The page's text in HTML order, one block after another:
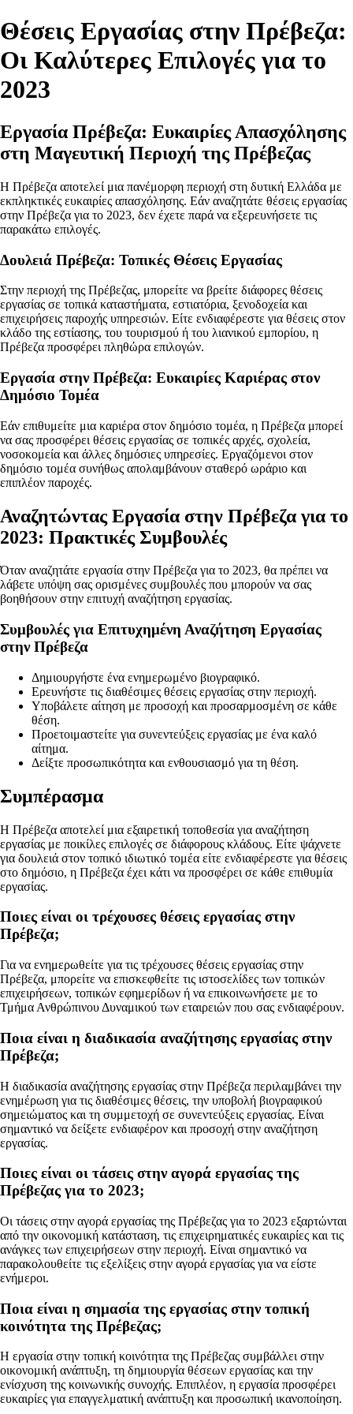
Θέσεις Εργασίας στην Πρέβεζα:
Οι Καλύτερες Επιλογές για το
2023
Εργασία Πρέβεζα: Ευκαιρίες Απασχόλησης
στη Μαγευτική Περιοχή της Πρέβεζας
Η Πρέβεζα αποτελεί μια πανέμορφη περιοχή στη δυτική Ελλάδα με
εκπληκτικές ευκαιρίες απασχόλησης. Εάν αναζητάτε θέσεις εργασίας
στην Πρέβεζα για το 2023, δεν έχετε παρά να εξερευνήσετε τις
παρακάτω επιλογές.
Δουλειά Πρέβεζα: Τοπικές Θέσεις Εργασίας
Στην περιοχή της Πρέβεζας, μπορείτε να βρείτε διάφορες θέσεις
εργασίας σε τοπικά καταστήματα, εστιατόρια, ξενοδοχεία και
επιχειρήσεις παροχής υπηρεσιών. Είτε ενδιαφέρεστε για θέσεις στον
κλάδο της εστίασης, του τουρισμού ή του λιανικού εμπορίου, η
Πρέβεζα προσφέρει πληθώρα επιλογών.
Εργασία στην Πρέβεζα: Ευκαιρίες Καριέρας στον
Δημόσιο Τομέα
Εάν επιθυμείτε μια καριέρα στον δημόσιο τομέα, η Πρέβεζα μπορεί
να σας προσφέρει θέσεις εργασίας σε τοπικές αρχές, σχολεία,
νοσοκομεία και άλλες δημόσιες υπηρεσίες. Εργαζόμενοι στον
δημόσιο τομέα συνήθως απολαμβάνουν σταθερό ωράριο και
επιπλέον παροχές.
Αναζητώντας Εργασία στην Πρέβεζα για το
2023: Πρακτικές Συμβουλές
Όταν αναζητάτε εργασία στην Πρέβεζα για το 2023, θα πρέπει να
λάβετε υπόψη σας ορισμένες συμβουλές που μπορούν να σας
βοηθήσουν στην επιτυχή αναζήτηση εργασίας.
Συμβουλές για Επιτυχημένη Αναζήτηση Εργασίας
στην Πρέβεζα
Δημιουργήστε ένα ενημερωμένο βιογραφικό.
Ερευνήστε τις διαθέσιμες θέσεις εργασίας στην περιοχή.
Υποβάλετε αίτηση με προσοχή και προσαρμοσμένη σε κάθε
θέση.
Προετοιμαστείτε για συνεντεύξεις εργασίας με ένα καλό
αίτημα.
Δείξτε προσωπικότητα και ενθουσιασμό για τη θέση.
Συμπέρασμα
Η Πρέβεζα αποτελεί μια εξαιρετική τοποθεσία για αναζήτηση
εργασίας με ποικίλες επιλογές σε διάφορους κλάδους. Είτε ψάχνετε
για δουλειά στον τοπικό ιδιωτικό τομέα είτε ενδιαφέρεστε για θέσεις
στο δημόσιο, η Πρέβεζα έχει κάτι να προσφέρει σε κάθε επιθυμία
εργασίας.
Ποιες είναι οι τρέχουσες θέσεις εργασίας στην
Πρέβεζα;
Για να ενημερωθείτε για τις τρέχουσες θέσεις εργασίας στην
Πρέβεζα, μπορείτε να επισκεφθείτε τις ιστοσελίδες των τοπικών
επιχειρήσεων, τοπικών εφημερίδων ή να επικοινωνήσετε με το
Τμήμα Ανθρώπινου Δυναμικού των εταιρειών που σας ενδιαφέρουν.
Ποια είναι η διαδικασία αναζήτησης εργασίας στην
Πρέβεζα;
Η διαδικασία αναζήτησης εργασίας στην Πρέβεζα περιλαμβάνει την
ενημέρωση για τις διαθέσιμες θέσεις, την υποβολή βιογραφικού
σημειώματος και τη συμμετοχή σε συνεντεύξεις εργασίας. Είναι
σημαντικό να δείξετε ενδιαφέρον και προσοχή στην αναζήτηση
εργασίας.
Ποιες είναι οι τάσεις στην αγορά εργασίας της
Πρέβεζας για το 2023;
Οι τάσεις στην αγορά εργασίας της Πρέβεζας για το 2023 εξαρτώνται
από την οικονομική κατάσταση, τις επιχειρηματικές ευκαιρίες και τις
ανάγκες των επιχειρήσεων στην περιοχή. Είναι σημαντικό να
παρακολουθείτε τις εξελίξεις στην αγορά εργασίας για να είστε
ενήμεροι.
Ποια είναι η σημασία της εργασίας στην τοπική
κοινότητα της Πρέβεζας;
Η εργασία στην τοπική κοινότητα της Πρέβεζας συμβάλλει στην
οικονομική ανάπτυξη, τη δημιουργία θέσεων εργασίας και την
ενίσχυση της κοινωνικής συνοχής. Επιπλέον, η εργασία προσφέρει
ευκαιρίες για επαγγελματική ανάπτυξη και προσωπική ικανοποίηση.